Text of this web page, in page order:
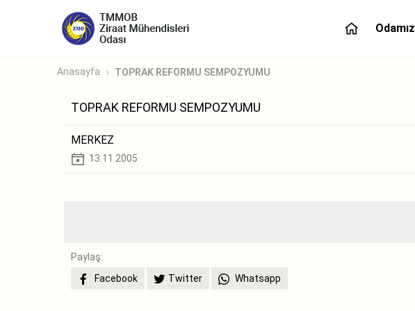
Odamız
Anasayfa TOPRAK REFORMU SEMPOZYUMU
TOPRAK REFORMU SEMPOZYUMU
MERKEZ
13.11.2005
Paylaş:
Facebook
Twitter Whatsapp